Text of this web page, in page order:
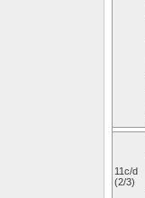
11c/d
(2/3)